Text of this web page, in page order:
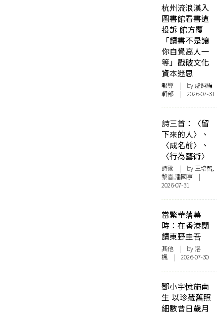
杭州流浪漢入
圖書館看書遭
投訴 館方覆
「讀書不是讓
你自覺高人一
等」戳破文化
資本迷思
報導 | by 虛詞編
輯部 | 2026-07-31
詩三首：〈留
下來的人〉、
〈成名前〉、
〈行為藝術〉
詩歌 | by 王培智,
黎喜,潘國亨 |
2026-07-31
當繁華落幕
時：在香港閱
讀東野圭吾
其他 | by洛
楓 | 2026-07-30
鄧小宇憶施南
生 以珍藏舊照
細數昔日歲月